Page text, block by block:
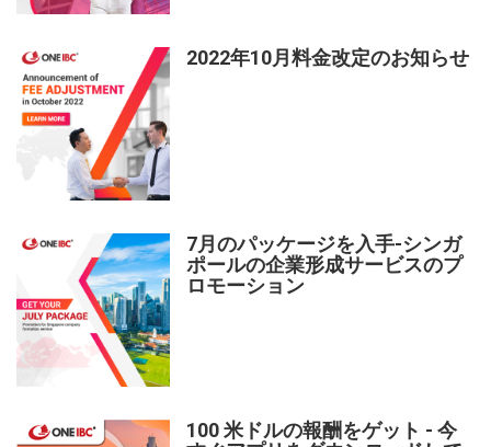
2022年10月料金改定のお知らせ
7月のパッケージを入手-シンガ
ポールの企業形成サービスのプ
ロモーション
100 米ドルの報酬をゲット - 今